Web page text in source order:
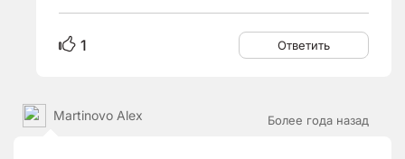
1 Ответить
Более года назад
Martinovo Alex